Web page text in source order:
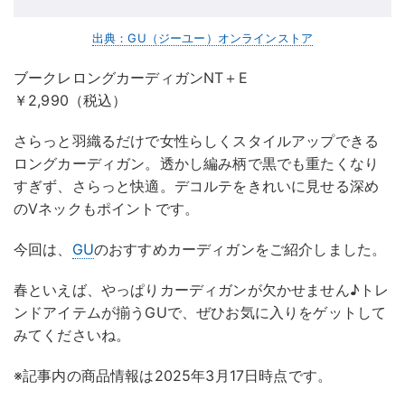
出典：GU（ジーユー）オンラインストア
ブークレロングカーディガンNT＋E
￥2,990（税込）
さらっと羽織るだけで女性らしくスタイルアップできる
ロングカーディガン。透かし編み柄で黒でも重たくなり
すぎず、さらっと快適。デコルテをきれいに見せる深め
のVネックもポイントです。
今回は、 GUのおすすめカーディガンをご紹介しました。
春といえば、やっぱりカーディガンが欠かせません♪トレ
ンドアイテムが揃うGUで、ぜひお気に入りをゲットして
みてくださいね。
※記事内の商品情報は2025年3月17日時点です。